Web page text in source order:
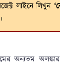
লাইনে লিখুন
অন্যতম অলঙ্কার